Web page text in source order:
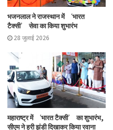
भजनलाल ने राजस्थान में ‘भारत
टैक्सी’ सेवा का किया शुभारंभ
28 जुलाई 2026
महाराष्ट्र में ‘भारत टैक्सी’ का शुभारंभ,
सीएम ने हरी झंडी दिखाकर किया रवाना